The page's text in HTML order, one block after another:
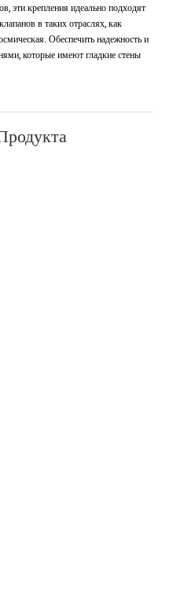
эти крепления идеально подходят
в таких отраслях, как
Обеспечить надежность и
которые имеют гладкие стены